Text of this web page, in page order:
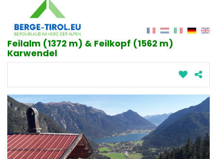
Feilalm (1372 m) & Feilkopf (1562 m)
Karwendel